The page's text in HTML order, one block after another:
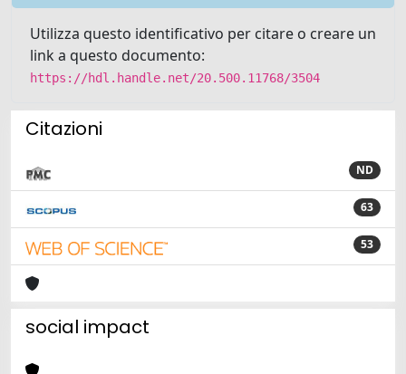
Utilizza questo identificativo per citare o creare un
link a questo documento:
https://hdl.handle.net/20.500.11768/3504
Citazioni
ND
63
53
social impact